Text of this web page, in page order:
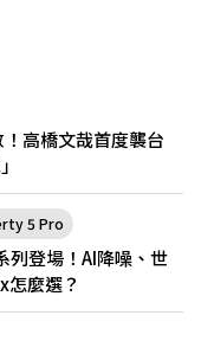
高橋文哉首度襲台
5 Pro
登場！AI降噪、世
麼選？